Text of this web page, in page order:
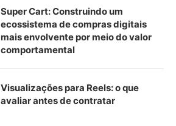
Super Cart: Construindo um
ecossistema de compras digitais
mais envolvente por meio do valor
comportamental
Visualizações para Reels: o que
avaliar antes de contratar